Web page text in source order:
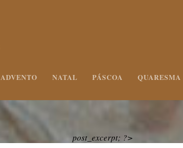
ADVENTO NATAL PÁSCOA QUARESMA
post_excerpt; ?>